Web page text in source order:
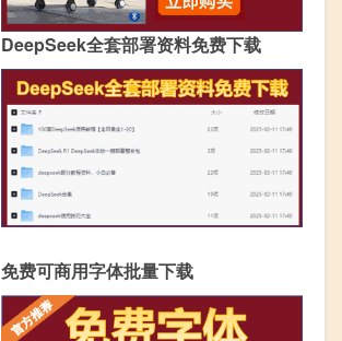
DeepSeek全套部署资料免费下载
免费可商用字体批量下载